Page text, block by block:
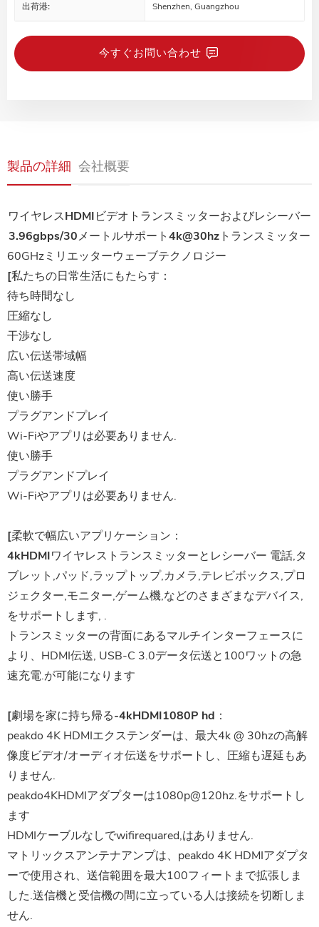
出荷港: Shenzhen, Guangzhou
今すぐお問い合わせ
製品の詳細 会社概要
ワイヤレスHDMIビデオトランスミッターおよびレシーバー
3.96gbps/30メートルサポート4k@30hzトランスミッター
60GHzミリエッターウェーブテクノロジー
[私たちの日常生活にもたらす：
待ち時間なし
圧縮なし
干渉なし
広い伝送帯域幅
高い伝送速度
使い勝手
プラグアンドプレイ
Wi-Fiやアプリは必要ありません.
使い勝手
プラグアンドプレイ
Wi-Fiやアプリは必要ありません.
[柔軟で幅広いアプリケーション：
4kHDMIワイヤレストランスミッターとレシーバー 電話,タ
ブレット,パッド,ラップトップ,カメラ,テレビボックス,プロ
ジェクター,モニター,ゲーム機,などのさまざまなデバイス,
をサポートします, .
トランスミッターの背面にあるマルチインターフェースに
より、HDMI伝送, USB-C 3.0データ伝送と100ワットの急
速充電.が可能になります
[劇場を家に持ち帰る-4kHDMI1080P hd：
peakdo 4K HDMIエクステンダーは、最大4k @ 30hzの高解
像度ビデオ/オーディオ伝送をサポートし、圧縮も遅延もあ
りません.
peakdo4KHDMIアダプターは1080p@120hz.をサポートし
ます
HDMIケーブルなしでwifirequared,はありません.
マトリックスアンテナアンプは、peakdo 4K HDMIアダプタ
ーで使用され、送信範囲を最大100フィートまで拡張しま
した.送信機と受信機の間に立っている人は接続を切断しま
せん.